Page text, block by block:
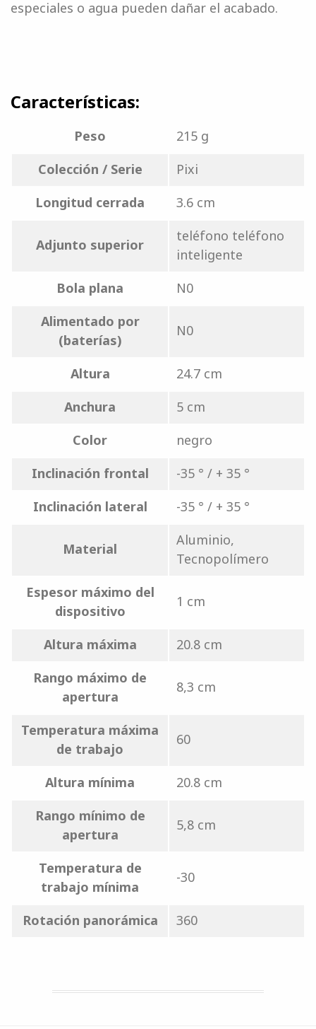
especiales o agua pueden dañar el acabado.
Características:
Peso
215 g
Colección / Serie
Pixi
Longitud cerrada
3.6 cm
Adjunto superior
teléfono teléfono
inteligente
Bola plana
N0
Alimentado por
(baterías)
N0
Altura
24.7 cm
Anchura
5 cm
Color
negro
Inclinación frontal
-35 ° / + 35 °
Inclinación lateral
-35 ° / + 35 °
Material
Aluminio,
Tecnopolímero
Espesor máximo del
dispositivo
1 cm
Altura máxima
20.8 cm
Rango máximo de
apertura
8,3 cm
Temperatura máxima
de trabajo
60
Altura mínima
20.8 cm
Rango mínimo de
apertura
5,8 cm
Temperatura de
trabajo mínima
-30
Rotación panorámica 360